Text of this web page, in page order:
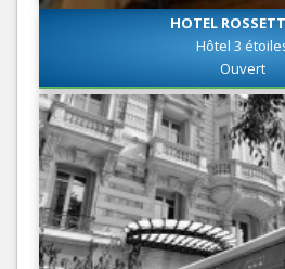
HOTEL
Hôtel 3
Ouvert